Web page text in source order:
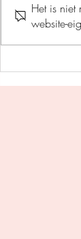
Het is
website-